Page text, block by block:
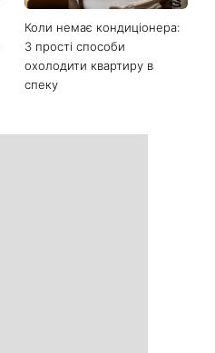
Коли немає кондиціонера:
3 прості способи
охолодити квартиру в
спеку